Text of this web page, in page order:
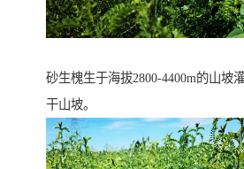
砂生槐生于海拔2800-4400m的山坡
干山坡。